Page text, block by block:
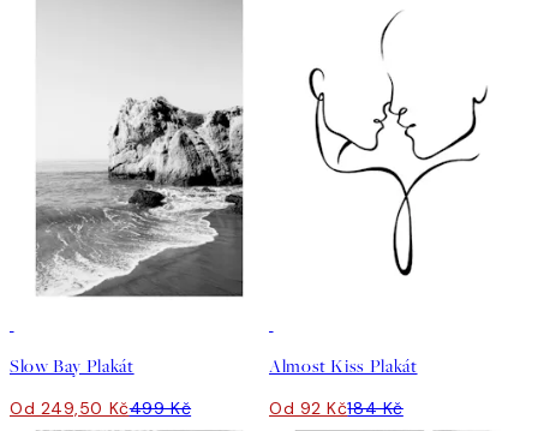
Slow Bay Plakát
Od 249,50 Kč499 Kč
Almost Kiss Plakát
Od 92 Kč184 Kč